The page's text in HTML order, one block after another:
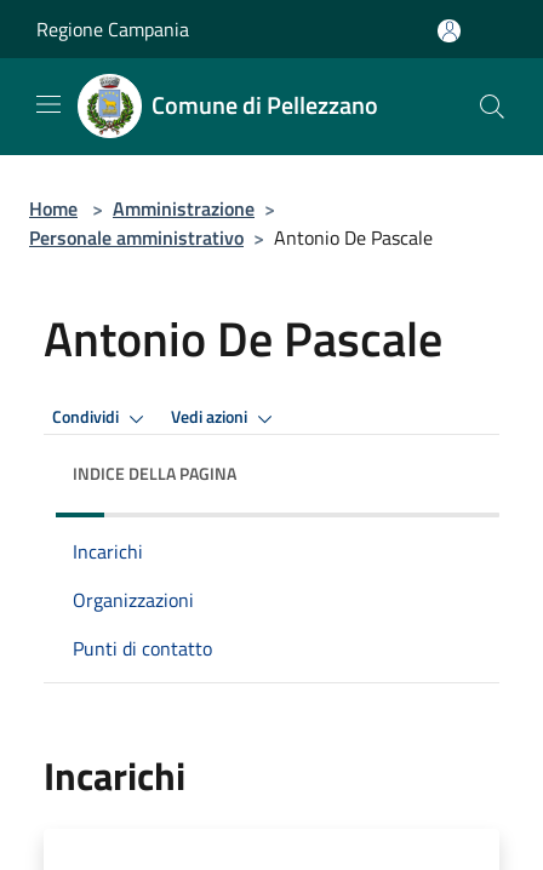
Regione Campania
Comune di Pellezzano
Home > Amministrazione >
Personale amministrativo > Antonio De Pascale
Antonio De Pascale
Condividi Vedi azioni
INDICE DELLA PAGINA
Incarichi
Organizzazioni
Punti di contatto
Incarichi